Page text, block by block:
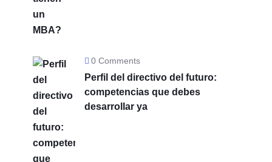
0 Comments
Perfil del directivo del futuro:
competencias que debes
desarrollar ya